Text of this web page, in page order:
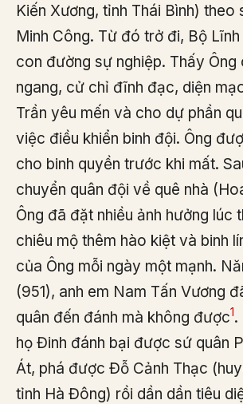
Kiến Xương, tỉnh Thái Bình) theo
Minh Công. Từ đó trở đi, Bộ
con đường sự nghiệp. Thấy Ông
ngang, cử chỉ đĩnh đạc, diện
Trần yêu mến và cho dự phần
việc điều khiển binh đội. Ông
cho binh quyền trước khi mất.
chuyển quân đội về quê nhà
Ông đã đặt nhiều ảnh hưởng lúc
chiêu mộ thêm hào kiệt và binh
của Ông mỗi ngày một mạnh.
(951), anh em Nam Tấn Vương
quân đến đánh mà không được1.
họ Đinh đánh bại được sứ quân
Át, phá được Đỗ Cảnh Thạc
tỉnh Hà Đông) rồi dần dần tiêu